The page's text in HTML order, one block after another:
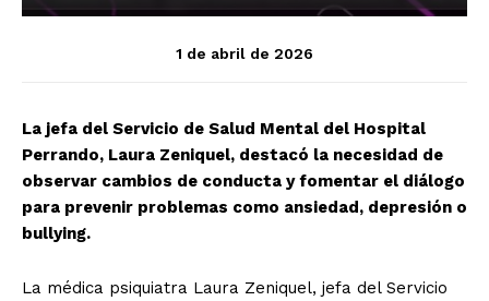
1 de abril de 2026
La jefa del Servicio de Salud Mental del Hospital
Perrando, Laura Zeniquel, destacó la necesidad de
observar cambios de conducta y fomentar el diálogo
para prevenir problemas como ansiedad, depresión o
bullying.
La médica psiquiatra Laura Zeniquel, jefa del Servicio